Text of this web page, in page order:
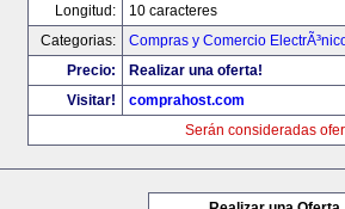
Longitud:
10 caracteres
Categorias:
Compras y Comercio
Precio:
Realizar una oferta!
Visitar!
comprahost.com
Serán consideradas